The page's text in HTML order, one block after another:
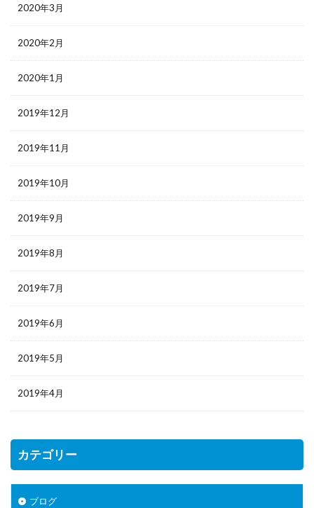
2020年3月
2020年2月
2020年1月
2019年12月
2019年11月
2019年10月
2019年9月
2019年8月
2019年7月
2019年6月
2019年5月
2019年4月
カテゴリー
ブログ